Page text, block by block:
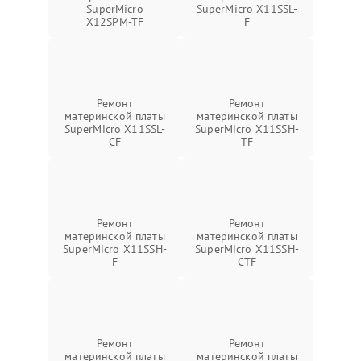
SuperMicro
X12SPM-TF
SuperMicro X11SSL-
F
Ремонт
материнской платы
SuperMicro X11SSL-
CF
Ремонт
материнской платы
SuperMicro X11SSH-
TF
Ремонт
материнской платы
SuperMicro X11SSH-
F
Ремонт
материнской платы
SuperMicro X11SSH-
CTF
Ремонт
материнской платы
Ремонт
материнской платы